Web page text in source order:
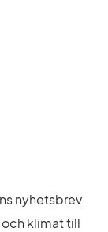
nyhetsbrev
klimat till